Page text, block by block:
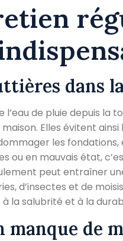
dans
de pluie depuis la
Elles évitent ainsi
les
ou en mauvais état,
peut entraîner
d’insectes et de
la salubrité et à la
manque de